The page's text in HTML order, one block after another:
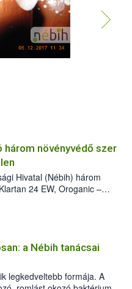
három növényvédő szer
Hivatal (Nébih) három
24 EW, Oroganic –
a szüretet követően,
stádiumáig
a károsító elleni további
kis kiszerelésben kiskerti
ökológiai termesztésben is
a Nébih tanácsai
legkedveltebb formája. A